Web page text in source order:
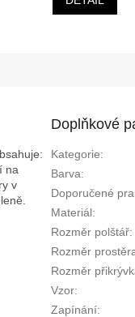
na
v
Doplňkové
Kategorie:
Barva:
Doporučené
Materiál:
Rozměr polštář:
Rozměr
Rozměr
Vzor:
Zapínání: